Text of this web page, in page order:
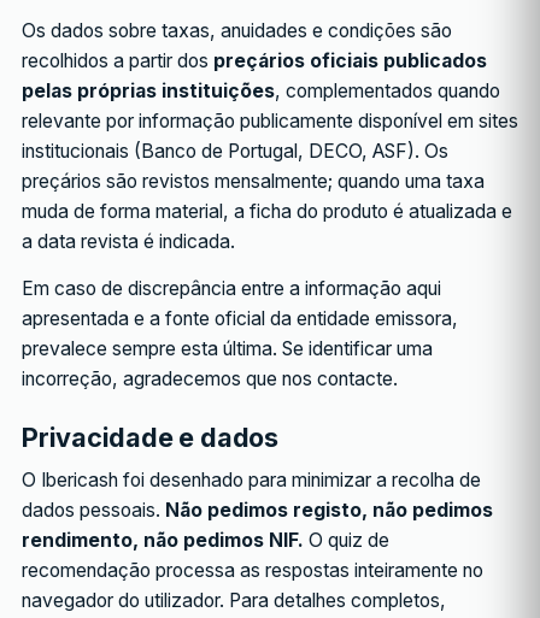
Os dados sobre taxas, anuidades e condições são
recolhidos a partir dos preçários oficiais publicados
pelas próprias instituições, complementados quando
relevante por informação publicamente disponível em sites
institucionais (Banco de Portugal, DECO, ASF). Os
preçários são revistos mensalmente; quando uma taxa
muda de forma material, a ficha do produto é atualizada e
a data revista é indicada.
Em caso de discrepância entre a informação aqui
apresentada e a fonte oficial da entidade emissora,
prevalece sempre esta última. Se identificar uma
incorreção, agradecemos que nos contacte.
Privacidade e dados
O Ibericash foi desenhado para minimizar a recolha de
dados pessoais. Não pedimos registo, não pedimos
rendimento, não pedimos NIF. O quiz de
recomendação processa as respostas inteiramente no
navegador do utilizador. Para detalhes completos,